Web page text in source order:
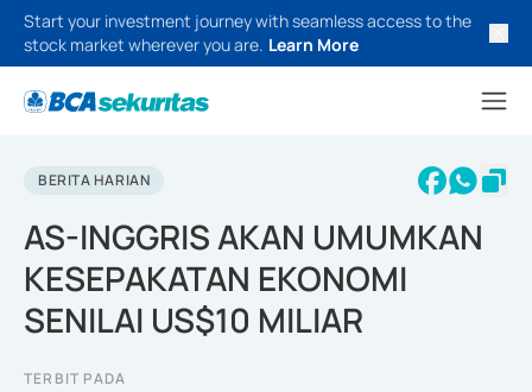
Start your investment journey with seamless access to the
stock market wherever you are. Learn More
BERITA HARIAN
AS-INGGRIS AKAN UMUMKAN
KESEPAKATAN EKONOMI
SENILAI US$10 MILIAR
TERBIT PADA